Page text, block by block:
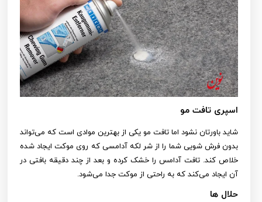
اسپری تافت مو
شاید باورتان نشود اما تافت مو یکی از بهترین موادی است که می‌تواند
بدون فرش شویی شما را از شر لکه آدامسی که روی موکت ایجاد شده
خلاص کند. تافت آدامس را خشک کرده و بعد از چند دقیقه بافتی در
آن ایجاد می‌کند که به راحتی از موکت جدا می‌شود.
حلال‌ ها